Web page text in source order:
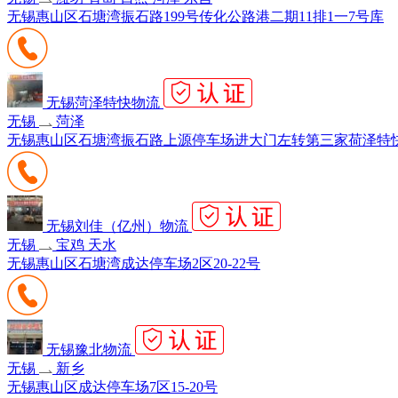
无锡惠山区石塘湾振石路199号传化公路港二期11排1一7号库
无锡菏泽特快物流
无锡
菏泽
无锡惠山区石塘湾振石路上源停车场进大门左转第三家荷泽特
无锡刘佳（亿州）物流
无锡
宝鸡 天水
无锡惠山区石塘湾成达停车场2区20-22号
无锡豫北物流
无锡
新乡
无锡惠山区成达停车场7区15-20号